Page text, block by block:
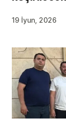
19 İyun, 2026